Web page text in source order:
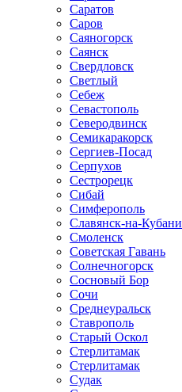
Саратов
Саров
Саяногорск
Саянск
Свердловск
Светлый
Себеж
Севастополь
Северодвинск
Семикаракорск
Сергиев-Посад
Серпухов
Сестрорецк
Сибай
Симферополь
Славянск-на-Кубани
Смоленск
Советская Гавань
Солнечногорск
Сосновый Бор
Сочи
Среднеуральск
Ставрополь
Старый Оскол
Стерлитамак
Стерлитамак
Судак